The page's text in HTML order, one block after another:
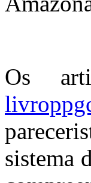
Os
sistema